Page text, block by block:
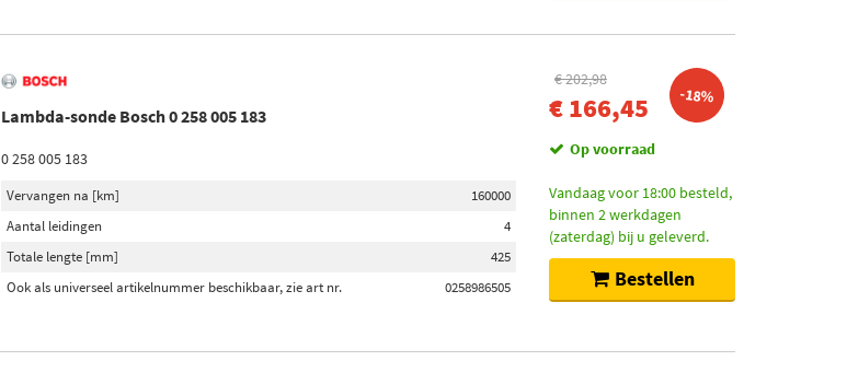
Lambda-sonde Bosch 0 258 005 183
0 258 005 183
Vervangen na [km]
160000
Aantal leidingen
4
Totale lengte [mm]
425
Ook als universeel artikelnummer beschikbaar, zie art nr.
0258986505
€ 202,98
€ 166,45 -18%
Op voorraad
Vandaag voor 18:00 besteld,
binnen 2 werkdagen
(zaterdag) bij u geleverd.
Bestellen